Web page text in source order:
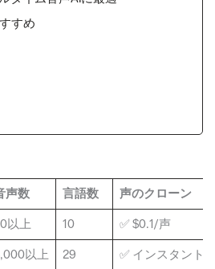
すめ
声数 言語数 声のクローン
以上 10 ✅ $0.1/声
以上 29 ✅ インスタント